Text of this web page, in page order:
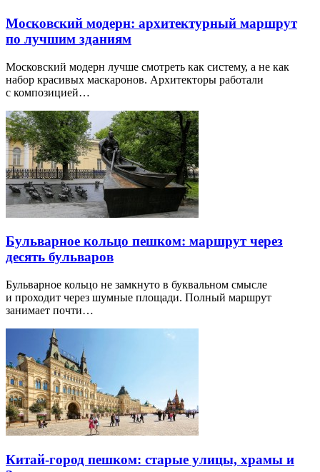
Московский модерн: архитектурный маршрут
по лучшим зданиям
Московский модерн лучше смотреть как систему, а не как
набор красивых маскаронов. Архитекторы работали
с композицией…
Бульварное кольцо пешком: маршрут через
десять бульваров
Бульварное кольцо не замкнуто в буквальном смысле
и проходит через шумные площади. Полный маршрут
занимает почти…
Китай-город пешком: старые улицы, храмы и